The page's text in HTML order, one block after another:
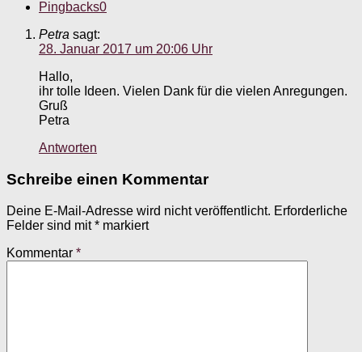
Pingbacks0
Petra sagt:
28. Januar 2017 um 20:06 Uhr
Hallo,
ihr tolle Ideen. Vielen Dank für die vielen Anregungen.
Gruß
Petra
Antworten
Schreibe einen Kommentar
Deine E-Mail-Adresse wird nicht veröffentlicht. Erforderliche
Felder sind mit* markiert
Kommentar *